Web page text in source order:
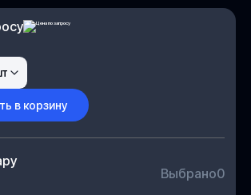
в корзину
Выбрано0